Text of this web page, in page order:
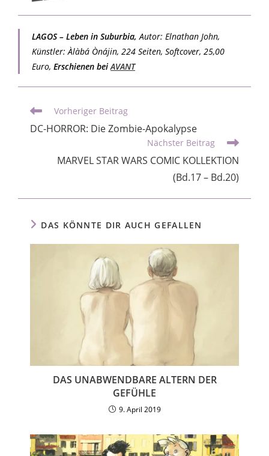
LAGOS – Leben in Suburbia, Autor: Elnathan John,
Künstler: Àlàbá Ònájin, 224 Seiten, Softcover, 25,00
Euro, Erschienen bei AVANT
Vorheriger Beitrag
DC-HORROR: Die Zombie-Apokalypse
Nächster Beitrag
MARVEL STAR WARS COMIC KOLLEKTION
(Bd.17 – Bd.20)
DAS KÖNNTE DIR AUCH GEFALLEN
DAS UNABWENDBARE ALTERN DER
GEFÜHLE
9. April 2019